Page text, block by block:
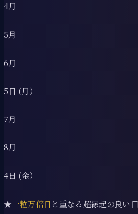
4月
5月
6月
5日 (月）
7月
8月
4日 (金）
★一粒万倍日 と重なる超縁起の良い日